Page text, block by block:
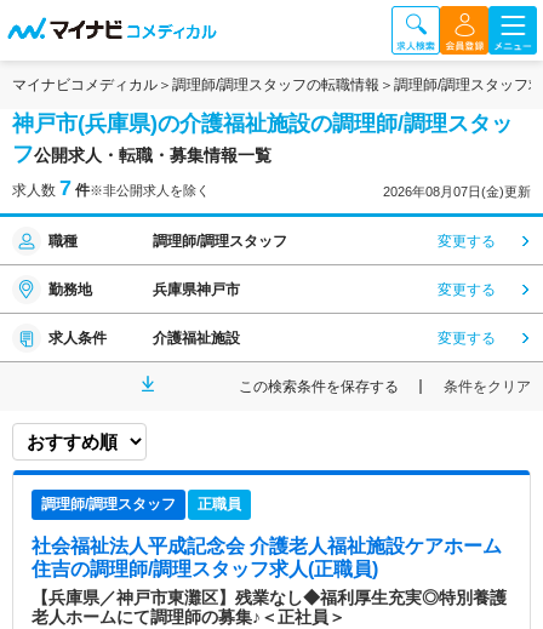
マイナビコメディカル 調理師/調理スタッフの転職情報 調理師/調理スタッフ
神戸市(兵庫県)の介護福祉施設の調理師/調理スタッ
フ公開求人・転職・募集情報一覧
求人数 7 件※非公開求人を除く 2026年08月07日(金)更新
職種 調理師/調理スタッフ 変更する
勤務地 兵庫県神戸市 変更する
求人条件 介護福祉施設 変更する
この検索条件を保存する 条件をクリア
調理師/調理スタッフ 正職員
社会福祉法人平成記念会 介護老人福祉施設ケアホーム
住吉の調理師/調理スタッフ求人(正職員)
【兵庫県／神戸市東灘区】残業なし◆福利厚生充実◎特別養護
老人ホームにて調理師の募集♪＜正社員＞